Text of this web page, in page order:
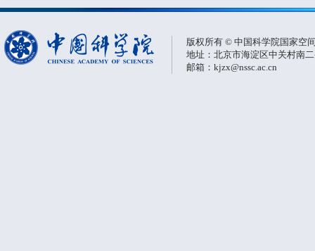
版权所有 © 中国科学院国家空
地址：北京市海淀区中关村南
邮箱：kjzx@nssc.ac.cn